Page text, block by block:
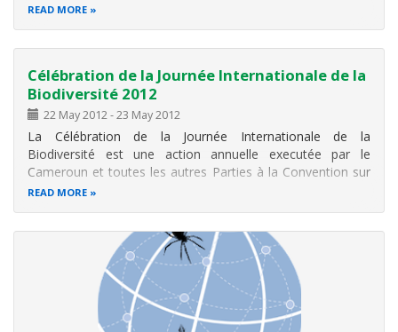
activities, promotion of data use among research and
READ MORE
Célébration de la Journée Internationale de la
Biodiversité 2012
22 May 2012-23 May 2012
La Célébration de la Journée Internationale de la
Biodiversité est une action annuelle executée par le
Cameroun et toutes les autres Parties à la Convention sur
la Diversité Biologique afin de sensibiliser le public sur les
READ MORE